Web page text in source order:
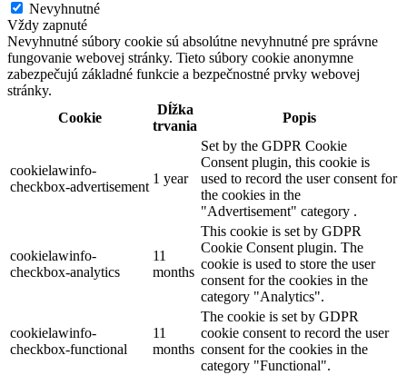
Nevyhnutné
Vždy zapnuté
Nevyhnutné súbory cookie sú absolútne nevyhnutné pre správne
fungovanie webovej stránky. Tieto súbory cookie anonymne
zabezpečujú základné funkcie a bezpečnostné prvky webovej
stránky.
Cookie
Dĺžka
trvania
Popis
cookielawinfo-
checkbox-advertisement
1 year
Set by the GDPR Cookie
Consent plugin, this cookie is
used to record the user consent for
the cookies in the
"Advertisement" category .
cookielawinfo-
checkbox-analytics
11
months
This cookie is set by GDPR
Cookie Consent plugin. The
cookie is used to store the user
consent for the cookies in the
category "Analytics".
cookielawinfo-
checkbox-functional
11
months
The cookie is set by GDPR
cookie consent to record the user
consent for the cookies in the
category "Functional".